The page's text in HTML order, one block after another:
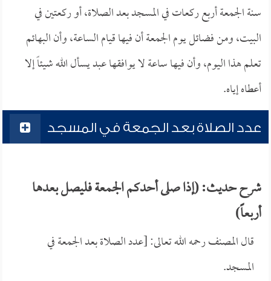
سنة الجمعة أربع ركعات في المسجد بعد الصلاة، أو ركعتين في
البيت، ومن فضائل يوم الجمعة أن فيها قيام الساعة، وأن البهائم
تعلم هذا اليوم، وأن فيها ساعة لا يوافقها عبد يسأل الله شيئاً إلا
أعطاه إياه.
عدد الصلاة بعد الجمعة في المسجد
شرح حديث: (إذا صلى أحدكم الجمعة فليصل بعدها
أربعاً)
قال المصنف رحمه الله تعالى: [عدد الصلاة بعد الجمعة في
المسجد.